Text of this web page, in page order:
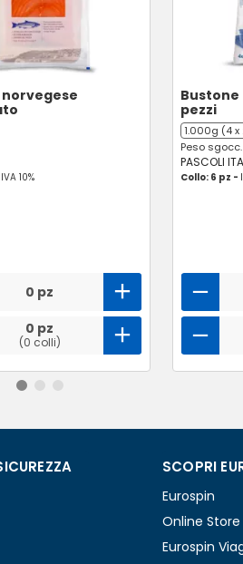
IVA 10%
0 pz
0 pz
(0 colli)
Bustone
pezzi
1.000g (4
Peso
PASCOLI
Collo: 6 pz -
SCOPRI
Eurospin
Online Store
Eurospin